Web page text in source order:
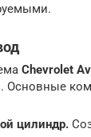
Chevrolet
Основные
цилиндр.